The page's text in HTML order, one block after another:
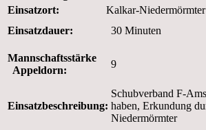
Einsatzort:
Kalkar-Niedermörmter
Einsatzdauer:
30 Minuten
Mannschaftsstärke
Appeldorn:
9
Einsatzbeschreibung:
Schubverband F-
haben, Erkundung
Niedermörmter